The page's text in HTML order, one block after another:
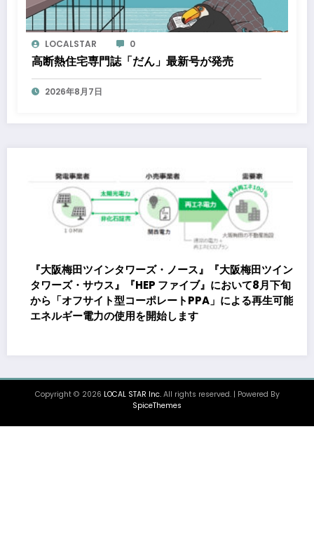
LOCALSTAR 0
高断熱住宅専門誌「だん」最新号が発売
2026年8月7日
ワーズ・ノース』『大阪梅田ツイン
『HEP ファイブ』において8月下旬
コーポレートPPA」による再生可能
用を開始します
株式会社貴瞬、16億円
〜金融機関との調達体